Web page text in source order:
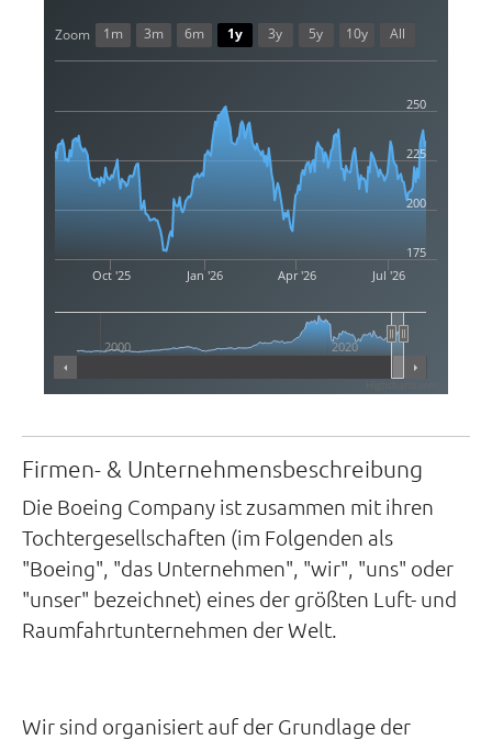
Oct '25 Jan '26 Apr '26 Jul '26
2000 2020
200
175
225
250
Zoom 1m 3m 6m 1y 3y 5y 10y All
Firmen- & Unternehmensbeschreibung
Die Boeing Company ist zusammen mit ihren
Tochtergesellschaften (im Folgenden als
"Boeing", "das Unternehmen", "wir", "uns" oder
"unser" bezeichnet) eines der größten Luft- und
Raumfahrtunternehmen der Welt.
Wir sind organisiert auf der Grundlage der